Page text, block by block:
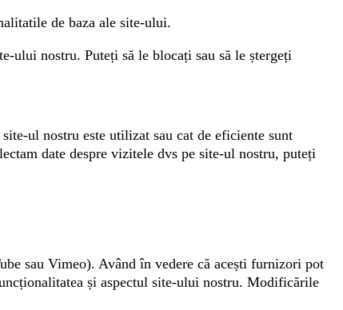
de baza ale site-ului.
ului nostru. Puteți să le blocați sau să le ștergeți
ul nostru este utilizat sau cat de eficiente sunt
date despre vizitele dvs pe site-ul nostru, puteți
sau Vimeo). Având în vedere că acești furnizori pot
și aspectul site-ului nostru. Modificările